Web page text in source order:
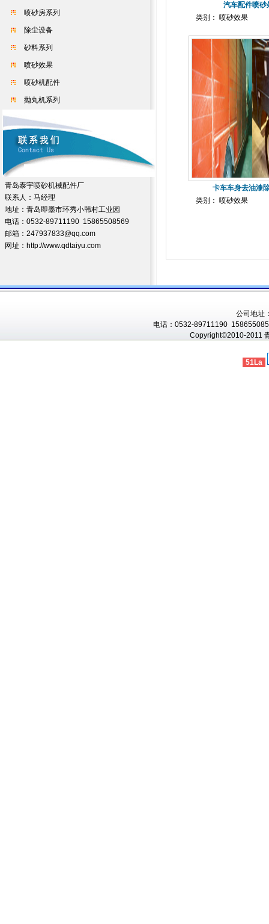
喷砂房系列
除尘设备
砂料系列
喷砂效果
喷砂机配件
抛丸机系列
青岛泰宇喷砂机械配件厂
联系人：马经理
地址：青岛即墨市环秀小韩村工业园
电话：0532-89711190 15865508569
邮箱：247937833@qq.com
网址：http://www.qdtaiyu.com
汽车配件喷砂
类别： 喷砂效果
卡车车身去油漆
类别： 喷砂效果
公司地址
电话：0532-89711190
Copyright©2010-2011
51La